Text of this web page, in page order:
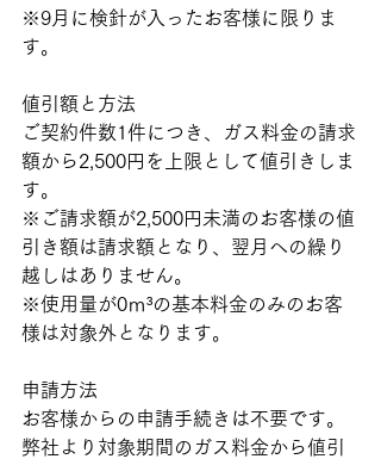
※9月に検針が入ったお客様に限りま
す。
値引額と方法
ご契約件数1件につき、ガス料金の請求
額から2,500円を上限として値引きしま
す。
※ご請求額が2,500円未満のお客様の値
引き額は請求額となり、翌月への繰り
越しはありません。
※使用量が0ｍ³の基本料金のみのお客
様は対象外となります。
申請方法
お客様からの申請手続きは不要です。
弊社より対象期間のガス料金から値引